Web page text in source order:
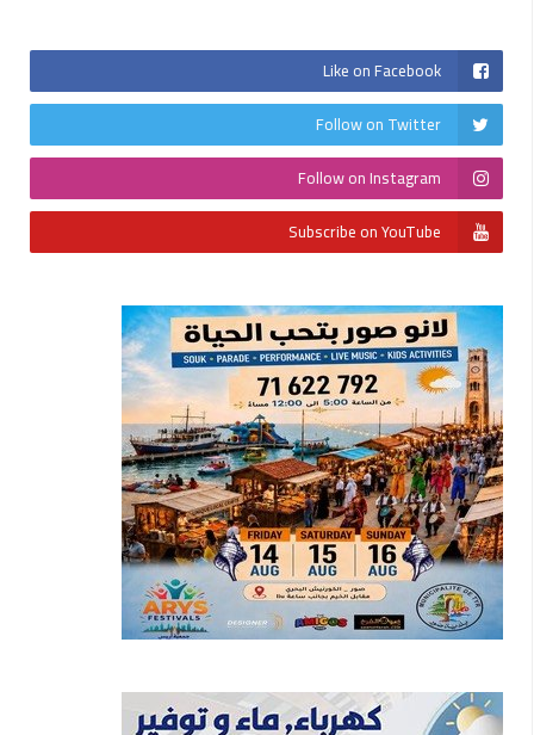
Like on Facebook
Follow on Twitter
Follow on Instagram
Subscribe on YouTube